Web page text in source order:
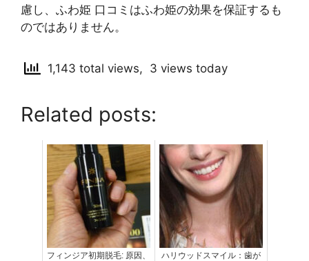
慮し、ふわ姫 口コミはふわ姫の効果を保証するも
のではありません。
1,143 total views, 3 views today
Related posts:
フィンジア初期脱毛: 原因、
ハリウッドスマイル：歯が